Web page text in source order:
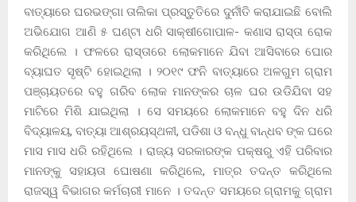
ବାତ୍ୟାରେ ଘରଭଙ୍ଗା ତାଲିକା ପ୍ରସ୍ତୁତିରେ ଦୁର୍ନୀତି କରାଯାଇଛି ବୋଲି
ଅଭିଯୋଗ ଆଣି ୫ ଘଣ୍ଟା ଧରି ସାକ୍ଷୀଗୋପାଳ- କଣାସ ରାସ୍ତା ରୋକ
କରିଥିଲେ । ଫଳରେ ରାସ୍ତାରେ ଲୋକମାନେ ଯିବା ଆସିବାରେ ଘୋର
ବ୍ୟାଘତ ସୃଷ୍ଟି ହୋଇଥିଲା । ୨୦୧୯ ଫନି ବାତ୍ୟାରେ ଅଳଗୁମ ଗ୍ରାମ
ପଞ୍ଚାୟତରେ ବହୁ ଗରିବ ଲୋକ ମାନଙ୍କର ଚାଳ ଘର ଉଡିଯିବା ସହ
ମାଟିରେ ମିଶି ଯାଇଥିଲା । ସେ ସମୟରେ ଲୋକମାନେ ବହୁ ଦିନ ଧରି
ବିଦ୍ୟାଳୟ, ବାତ୍ୟା ଆଶ୍ରୟସ୍ଥଳୀ, ପଡିଶା ଓ ବନ୍ଧୁ ବାନ୍ଧବ ଙ୍କ ଘରେ
ମାସ ମାସ ଧରି ରହିଥିଲେ । ରାଜ୍ୟ ସରକାରଙ୍କ ପକ୍ଷରୁ ଏହି ପରିବାର
ମାନଙ୍କୁ ସହାୟତା ଘୋଷଣା କରିଥିଲେ, ମାତ୍ର ତଦନ୍ତ କରିଥିଲେ
ରାଜସ୍ୱ ବିଭାଗର କର୍ମଚାରୀ ମାନେ । ତଦନ୍ତ ସମୟରେ ଗ୍ରାମକୁ ଗ୍ରାମ